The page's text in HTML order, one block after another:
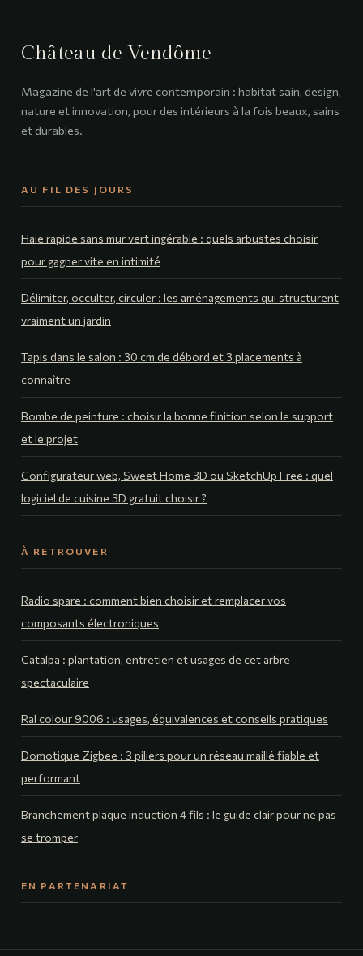
Château de Vendôme
Magazine de l'art de vivre contemporain : habitat sain, design,
nature et innovation, pour des intérieurs à la fois beaux, sains
et durables.
AU FIL DES JOURS
Haie rapide sans mur vert ingérable : quels arbustes choisir
pour gagner vite en intimité
Délimiter, occulter, circuler : les aménagements qui structurent
vraiment un jardin
Tapis dans le salon : 30 cm de débord et 3 placements à
connaître
Bombe de peinture : choisir la bonne finition selon le support
et le projet
Configurateur web, Sweet Home 3D ou SketchUp Free : quel
logiciel de cuisine 3D gratuit choisir ?
À RETROUVER
Radio spare : comment bien choisir et remplacer vos
composants électroniques
Catalpa : plantation, entretien et usages de cet arbre
spectaculaire
Ral colour 9006 : usages, équivalences et conseils pratiques
Domotique Zigbee : 3 piliers pour un réseau maillé fiable et
performant
Branchement plaque induction 4 fils : le guide clair pour ne pas
se tromper
EN PARTENARIAT